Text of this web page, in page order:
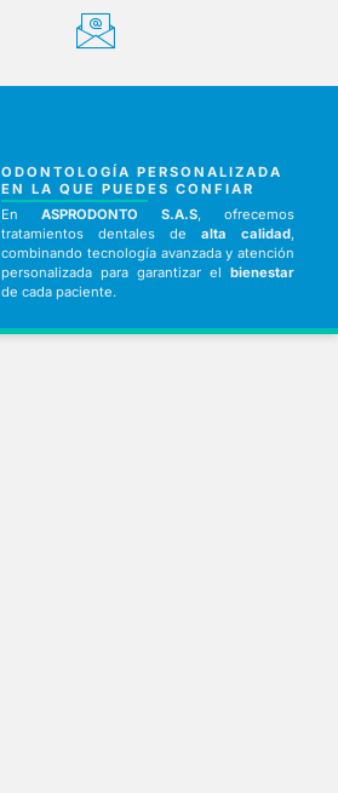
ODONTOLOGÍA PERSONALIZADA
EN LA QUE PUEDES CONFIAR
EnASPRODONTO S.A.S, ofrecemos
tratamientos dentales dealta calidad,
combinando tecnología avanzada y atención
personalizada para garantizar elbienestar
de cada paciente.